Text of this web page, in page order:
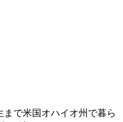
で米国オハイオ州で暮ら